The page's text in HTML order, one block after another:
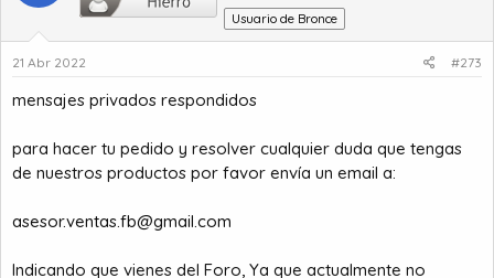
Usuario de Bronce
21 Abr 2022 #273
mensajes privados respondidos
para hacer tu pedido y resolver cualquier duda que tengas
de nuestros productos por favor envía un email a:
asesor.ventas.fb@gmail.com
Indicando que vienes del Foro, Ya que actualmente no